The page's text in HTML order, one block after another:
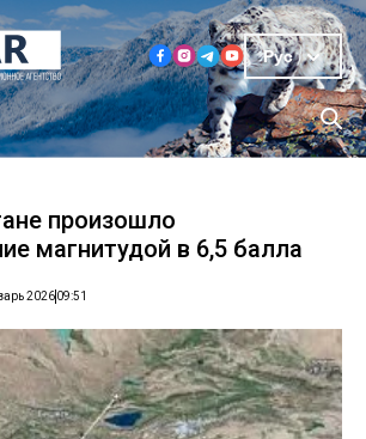
Рус
произошло
магнитудой в 6,5 балла
202609:51